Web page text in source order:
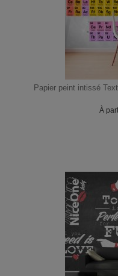
Papier peint intissé
À